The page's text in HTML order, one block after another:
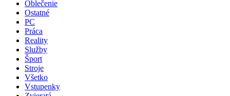
Oblečenie
Ostatné
PC
Práca
Reality
Služby
Šport
Stroje
Všetko
Vstupenky